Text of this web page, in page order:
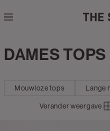
direct naar
zoekbalk
naar de
Kleding
DAMES TOPS
Mouwloze tops Lange
Verander weergave